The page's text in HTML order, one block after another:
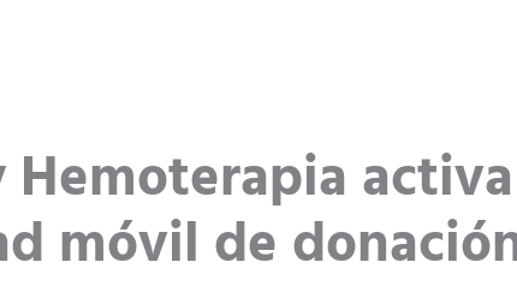
móvil de